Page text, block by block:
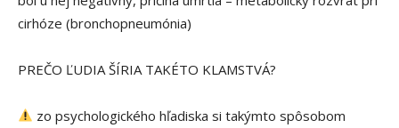
cirhóze (bronchopneumónia)
PREČO ĽUDIA ŠÍRIA TAKÉTO KLAMSTVÁ?
zo psychologického hľadiska si takýmto spôsobom